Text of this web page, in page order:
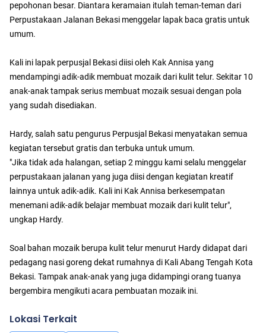
pepohonan besar. Diantara keramaian itulah teman-teman dari
Perpustakaan Jalanan Bekasi menggelar lapak baca gratis untuk
umum.
Kali ini lapak perpusjal Bekasi diisi oleh Kak Annisa yang
mendampingi adik-adik membuat mozaik dari kulit telur. Sekitar 10
anak-anak tampak serius membuat mozaik sesuai dengan pola
yang sudah disediakan.
Hardy, salah satu pengurus Perpusjal Bekasi menyatakan semua
kegiatan tersebut gratis dan terbuka untuk umum.
"Jika tidak ada halangan, setiap 2 minggu kami selalu menggelar
perpustakaan jalanan yang juga diisi dengan kegiatan kreatif
lainnya untuk adik-adik. Kali ini Kak Annisa berkesempatan
menemani adik-adik belajar membuat mozaik dari kulit telur",
ungkap Hardy.
Soal bahan mozaik berupa kulit telur menurut Hardy didapat dari
pedagang nasi goreng dekat rumahnya di Kali Abang Tengah Kota
Bekasi. Tampak anak-anak yang juga didampingi orang tuanya
bergembira mengikuti acara pembuatan mozaik ini.
Lokasi Terkait